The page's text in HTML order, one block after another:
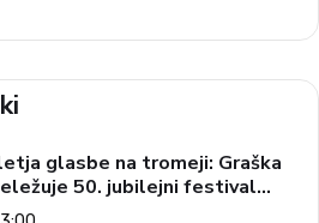
glasbe na tromeji: Graška
50. jubilejni festival
glasbe